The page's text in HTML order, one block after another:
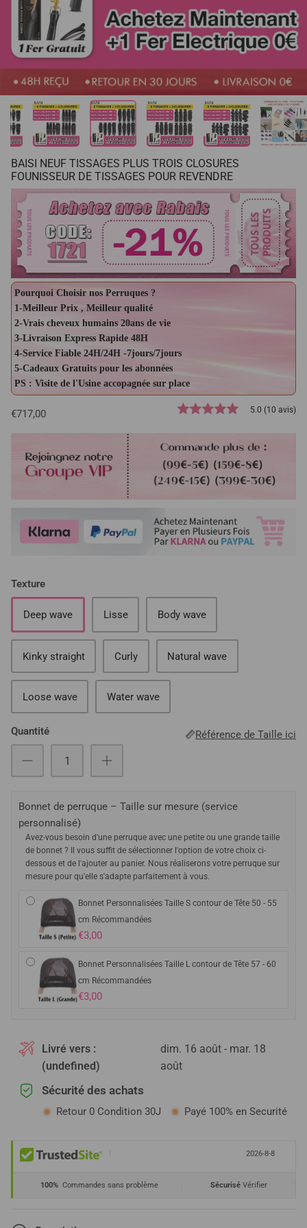
BAISI NEUF TISSAGES PLUS TROIS CLOSURES
FOUNISSEUR DE TISSAGES POUR REVENDRE
Pourquoi Choisir nos Perruques ?
1-Meilleur Prix , Meilleur qualité
2-Vrais cheveux humains 20ans de vie
3-Livraison Express Rapide 48H
4-Service Fiable 24H/24H -7jours/7jours
5-Cadeaux Gratuits pour les abonnées
PS : Visite de l'Usine accopagnée sur place
€717,00 5.0 (10 avis)
Texture
Deep wave Lisse Body wave
Kinky straight Curly Natural wave
Loose wave Water wave
Quantité Référence de Taille ici
Bonnet de perruque – Taille sur mesure (service
personnalisé)
Avez-vous besoin d'une perruque avec une petite ou une grande taille
de bonnet ? Il vous suffit de sélectionner l'option de votre choix ci-
dessous et de l'ajouter au panier. Nous réaliserons votre perruque sur
mesure pour qu'elle s'adapte parfaitement à vous.
Bonnet Personnalisées Taille S contour de Tête 50 - 55
cm Récommandées
€3,00
Bonnet Personnalisées Taille L contour de Tête 57 - 60
cm Récommandées
€3,00
Livré vers :
(undefined)
dim. 16 août - mar. 18
août
Sécurité des achats
Retour 0 Condition 30J Payé 100% en Securité
2026-8-8
100% Commandes sans problème SécuriséVérifier